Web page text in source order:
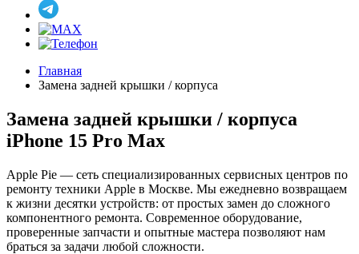
Главная
Замена задней крышки / корпуса
Замена задней крышки / корпуса
iPhone 15 Pro Max
Apple Pie — сеть специализированных сервисных центров по
ремонту техники Apple в Москве. Мы ежедневно возвращаем
к жизни десятки устройств: от простых замен до сложного
компонентного ремонта. Современное оборудование,
проверенные запчасти и опытные мастера позволяют нам
браться за задачи любой сложности.